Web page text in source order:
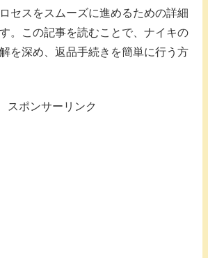
セスをスムーズに進めるための詳細
。この記事を読むことで、ナイキの
を深め、返品手続きを簡単に行う方
スポンサーリンク